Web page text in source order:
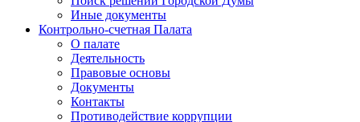
Иные документы
Контрольно-счетная Палата
О палате
Деятельность
Правовые основы
Документы
Контакты
Противодействие коррупции